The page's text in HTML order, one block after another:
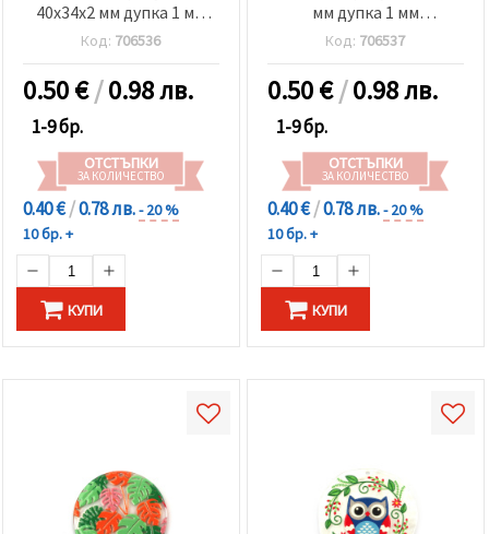
40x34x2 мм дупка 1 мм
лалета
Код: 706536
0.50€/0.98 лв.
1-9 бр.
ОТСТЪПКИ
ЗА КОЛИЧЕСТВО
0.40 €/0.78 лв.- 20 %
10 бр. +
КУПИ
мм дупка 1 мм
слънчоглед
Код: 706537
0.50€/0.98 лв.
1-9 бр.
ОТСТЪПКИ
ЗА КОЛИЧЕСТВО
0.40 €/0.78 лв.- 20 %
10 бр. +
КУПИ